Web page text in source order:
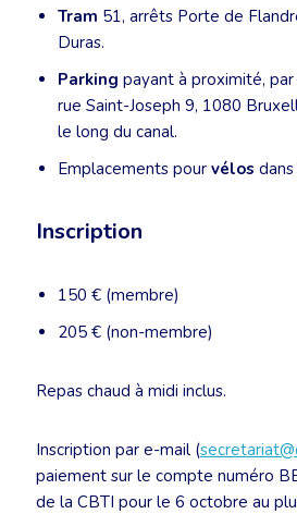
Tram 51, arrêts Porte de
Duras.
Parking payant à proximité,
rue Saint-Joseph 9, 1080
le long du canal.
Emplacements pour vélos
Inscription
150 € (membre)
205 € (non-membre)
Repas chaud à midi inclus.
Inscription par e-mail (
paiement sur le compte numéro
de la CBTI pour le 6 octobre au